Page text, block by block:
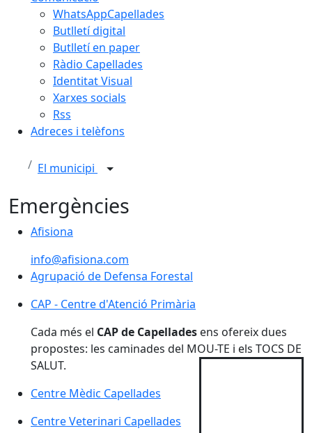
WhatsAppCapellades
Butlletí digital
Butlletí en paper
Ràdio Capellades
Identitat Visual
Xarxes socials
Rss
Adreces i telèfons
El municipi
Emergències
Afisiona
Afisiona
info@afisiona.com
Agrupació de Defensa Forestal
CAP - Centre d'Atenció Primària
CAP - Centre d'Atenció Primària
Cada més el CAP de Capellades ens ofereix dues
propostes: les caminades del MOU-TE i els TOCS DE
SALUT.
Centre Mèdic Capellades
Centre Veterinari Capellades